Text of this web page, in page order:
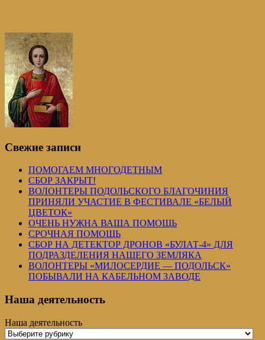
Свежие записи
ПОМОГАЕМ МНОГОДЕТНЫМ
СБОР ЗАКРЫТ!
ВОЛОНТЕРЫ ПОДОЛЬСКОГО БЛАГОЧИНИЯ
ПРИНЯЛИ УЧАСТИЕ В ФЕСТИВАЛЕ «БЕЛЫЙ
ЦВЕТОК»
ОЧЕНЬ НУЖНА ВАША ПОМОЩЬ
СРОЧНАЯ ПОМОЩЬ
СБОР НА ДЕТЕКТОР ДРОНОВ «БУЛАТ-4» ДЛЯ
ПОДРАЗДЕЛЕНИЯ НАШЕГО ЗЕМЛЯКА
ВОЛОНТЕРЫ «МИЛОСЕРДИЕ — ПОДОЛЬСК»
ПОБЫВАЛИ НА КАБЕЛЬНОМ ЗАВОДЕ
Наша деятельность
Наша деятельность